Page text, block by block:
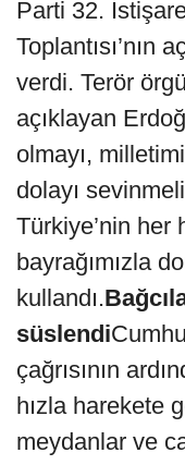
Parti 32.
Toplantısı’nın
verdi. Terör
açıklayan
olmayı,
dolayı
Türkiye’nin her
bayrağımızla
kullandı.
süslendi
çağrısının
hızla harekete
meydanlar ve